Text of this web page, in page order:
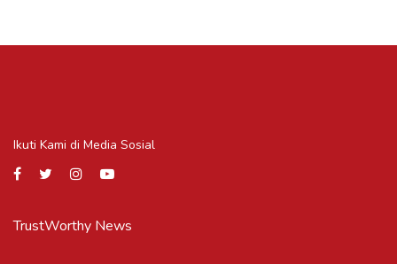
Ikuti Kami di Media Sosial
TrustWorthy News